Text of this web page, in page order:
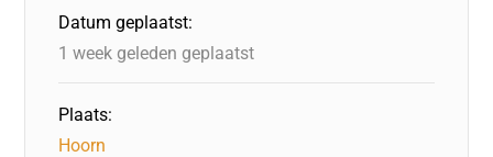
k
Datum geplaatst:
1 week geleden geplaatst
Plaats:
Hoorn